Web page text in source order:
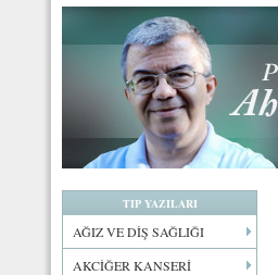
TIP YAZILARI
AĞIZ VE DİŞ SAĞLIĞI
AKCİĞER KANSERİ